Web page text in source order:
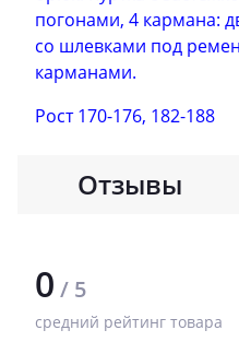
погонами, 4 кармана:
со шлевками под
карманами.
Рост 170-176, 182-188
Отзывы
0 / 5
средний рейтинг товара